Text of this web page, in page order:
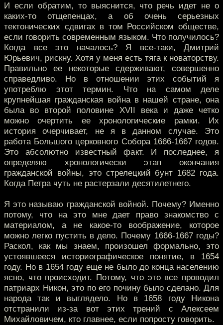
И если обратим, то выяснится, что речь идет не о
каких-то отщепенцах, а об очень серьезных
тектонических сдвигах в том Российском обществе,
если говорить современным языком. Что получилось?
Когда все это началось? Я все-таки, Дмитрий
Юрьевич, рискну. Хотя у меня есть тяга к новаторству.
Правильно ее некоторые сдерживают, совершенно
справедливо. Но в отношении этих событий я
употреблю этот термин. Что на самом деле
крупнейшая гражданская война в нашей стране, она
была во второй половине XVII века и даже четко
можно очертить ее хронологические рамки. Их
история очерчивает, не я в данном случае. Это
работа Большого церковного Собора 1666-1667 годов.
Это абсолютно известный факт. И последнее, я
определяю хронологически этап окончания
гражданской войны, это стрелецкий бунт 1682 года.
Когда Петра чуть не растерзали десятилетнего.
Я это называю гражданской войной. Почему? Именно
потому, что на это мне дает право знакомство с
материалом, а не какое-то воображение, которое
можно легко пустить в дело. Почему 1666-1667 годы?
Раскол, как мы знаем, произошел формально, это
устоявшееся историографическое понятие, в 1654
году. Но в 1654 году еще не было до конца населению
ясно, что происходит. Потому, что это все проводил
патриарх Никон, это по его почину было сделано. Для
народа так и выглядело. Но в 1658 году Никона
отстранили из-за вот этих трений с Алексеем
Михайловичем, кто главнее, если попросту говорить.